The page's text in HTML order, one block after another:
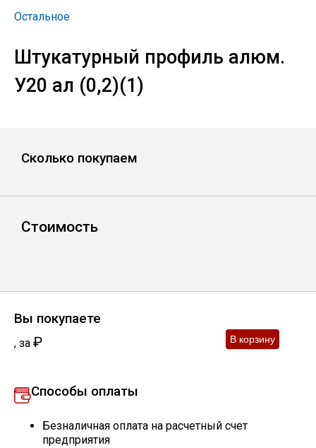
Труба
Лист
Швеллер
Полоса
Сетка кладочная
Остальное
Штукатурный профиль алюм.
У20 ал (0,2)(1)
Сколько покупаем
Стоимость
Вы покупаете
, за ₽
Способы оплаты
Безналичная оплата на расчетный счет
предприятия